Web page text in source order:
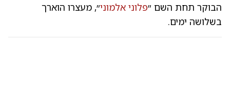
הבוקר תחת השם ״פלוני אלמוני״, מעצרו הוארך
בשלושה ימים.